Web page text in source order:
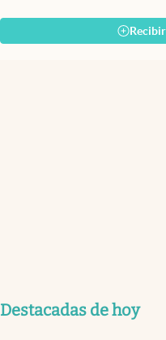
Destacadas de hoy